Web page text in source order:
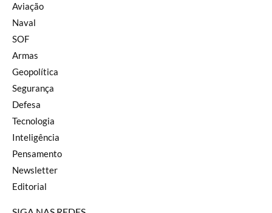
Aviação
Naval
SOF
Armas
Geopolítica
Segurança
Defesa
Tecnologia
Inteligência
Pensamento
Newsletter
Editorial